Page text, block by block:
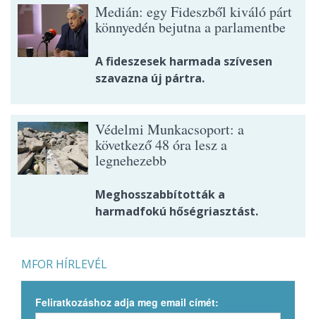
Medián: egy Fideszből kiváló párt
könnyedén bejutna a parlamentbe
A fideszesek harmada szívesen
szavazna új pártra.
Védelmi Munkacsoport: a
következő 48 óra lesz a
legnehezebb
Meghosszabbították a
harmadfokú hőségriasztást.
MFOR HÍRLEVÉL
Feliratkozáshoz adja meg email címét: